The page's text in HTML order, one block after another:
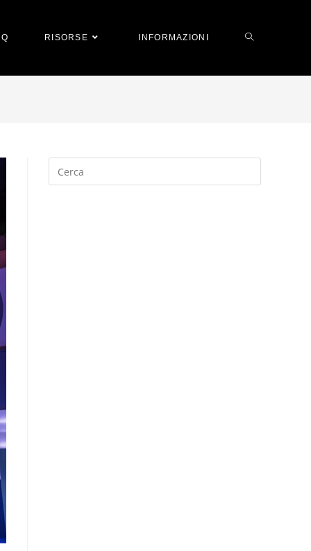
RISORSE INFORMAZIONI